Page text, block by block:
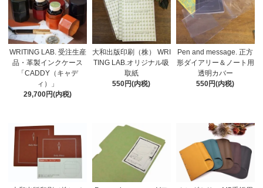
WRITING LAB. 受注生産
品・革製インクケース
「CADDY（キャデ
ィ）」
29,700円(内税)
大和出版印刷（株） WRI
TING LAB.オリジナル吸
取紙
550円(内税)
Pen and message. 正方
形ダイアリー＆ノート用
透明カバー
550円(内税)